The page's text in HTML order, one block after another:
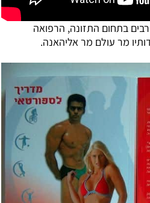
בתחום התזונה, הרפואה
מר עולם מר אליהאנה.